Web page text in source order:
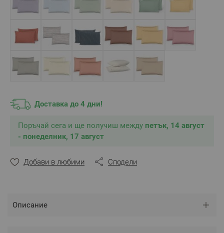
Доставка до 4 дни!
Поръчай сега и ще получиш между петък, 14 август
- понеделник, 17 август
Добави в любими Сподели
Описание